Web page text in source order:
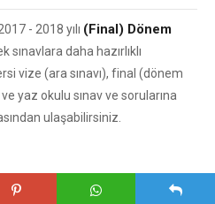
- 2018 yılı (Final) Dönem
sınavlara daha hazırlıklı
vize (ara sınavı), final (dönem
yaz okulu sınav ve sorularına
ulaşabilirsiniz.